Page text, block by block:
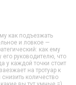
как подъезжать
и ловкое —
как ему
его руководителю, что
у каждой точки стоит
на тротуар к
количество